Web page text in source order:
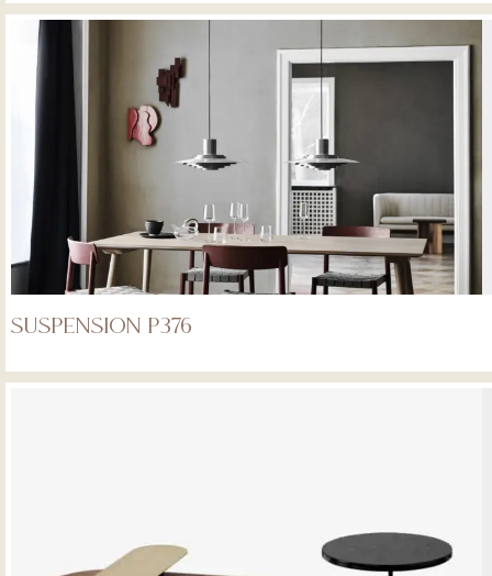
Suspension P376